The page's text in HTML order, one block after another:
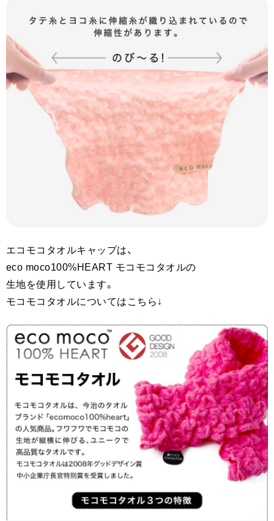
エコモコタオルキャップは、
eco moco100%HEART モコモコタオルの
生地を使用しています。
モコモコタオルについてはこちら↓